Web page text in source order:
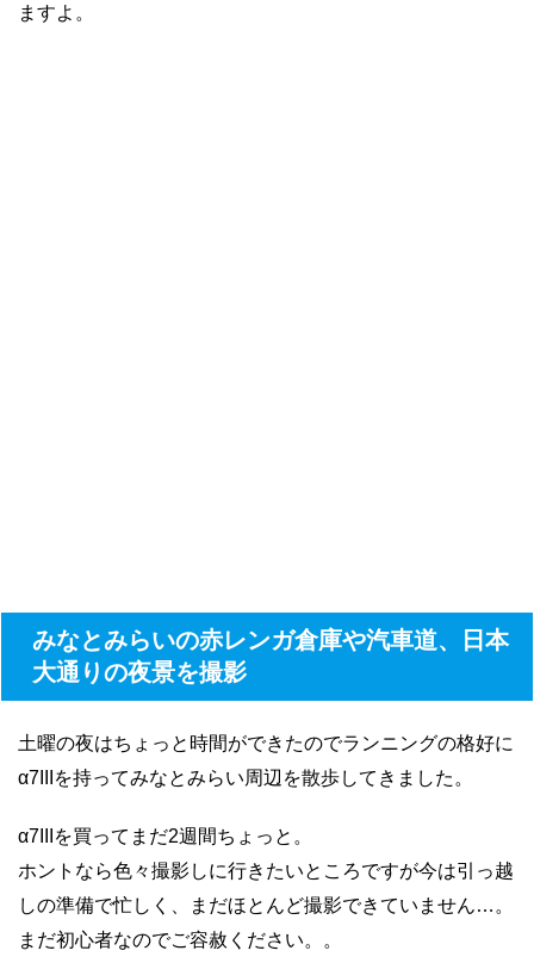
ますよ。
みなとみらいの赤レンガ倉庫や汽車道、日本
大通りの夜景を撮影
土曜の夜はちょっと時間ができたのでランニングの格好に
α7IIIを持ってみなとみらい周辺を散歩してきました。
α7IIIを買ってまだ2週間ちょっと。
ホントなら色々撮影しに行きたいところですが今は引っ越
しの準備で忙しく、まだほとんど撮影できていません…。
まだ初心者なのでご容赦ください。。